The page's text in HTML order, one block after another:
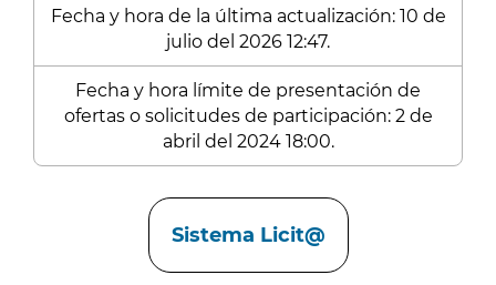
Fecha y hora de la última actualización: 10 de
julio del 2026 12:47.
Fecha y hora límite de presentación de
ofertas o solicitudes de participación: 2 de
abril del 2024 18:00.
Sistema Licit@